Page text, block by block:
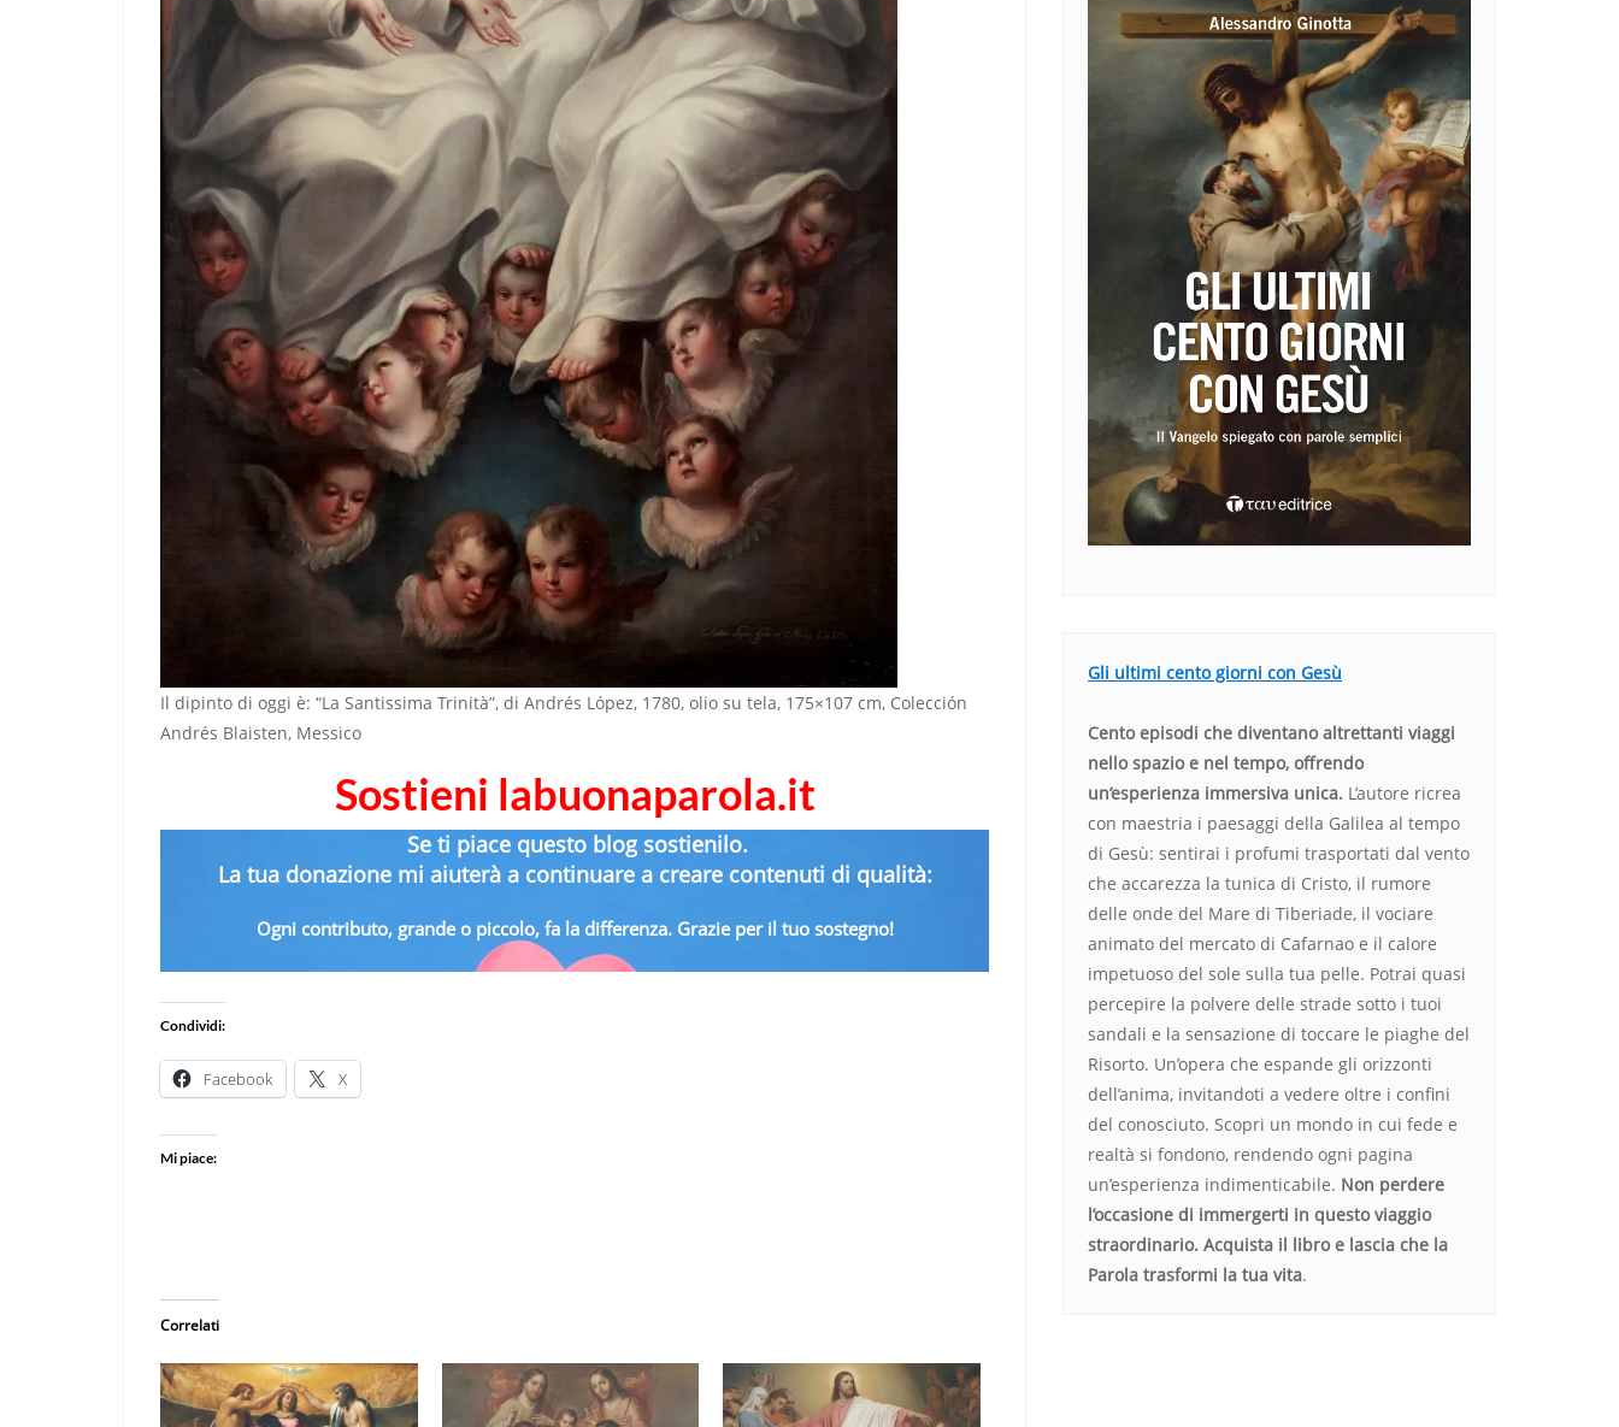
Il dipinto di oggi è: “La Santissima Trinità”, di Andrés López, 1780, olio su tela, 175×107 cm, Colección
Andrés Blaisten, Messico
Sostieni labuonaparola.it
Se ti piace questo blog sostienilo.
La tua donazione mi aiuterà a continuare a creare contenuti di qualità:
Ogni contributo, grande o piccolo, fa la differenza. Grazie per il tuo sostegno!
Condividi:
Facebook X
Mi piace:
Correlati
Gli ultimi cento giorni con Gesù
Cento episodi che diventano altrettanti viaggi
nello spazio e nel tempo, offrendo
un’esperienza immersiva unica. L’autore ricrea
con maestria i paesaggi della Galilea al tempo
di Gesù: sentirai i profumi trasportati dal vento
che accarezza la tunica di Cristo, il rumore
delle onde del Mare di Tiberiade, il vociare
animato del mercato di Cafarnao e il calore
impetuoso del sole sulla tua pelle. Potrai quasi
percepire la polvere delle strade sotto i tuoi
sandali e la sensazione di toccare le piaghe del
Risorto. Un’opera che espande gli orizzonti
dell’anima, invitandoti a vedere oltre i confini
del conosciuto. Scopri un mondo in cui fede e
realtà si fondono, rendendo ogni pagina
un’esperienza indimenticabile. Non perdere
l’occasione di immergerti in questo viaggio
straordinario. Acquista il libro e lascia che la
Parola trasformi la tua vita.